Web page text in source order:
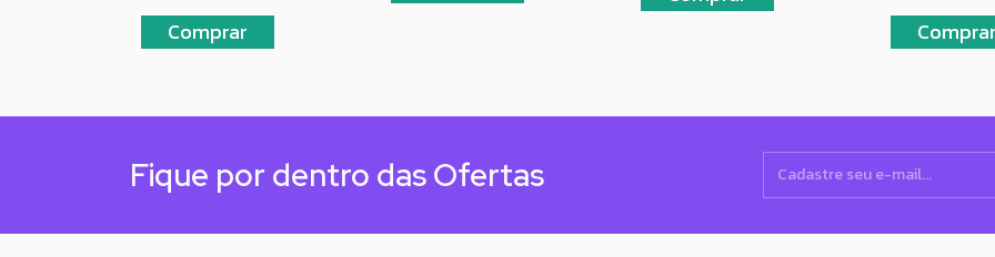
Fique por dentro das Ofertas